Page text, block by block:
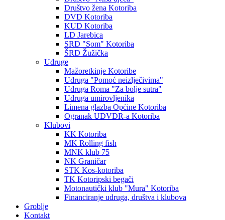
Društvo žena Kotoriba
DVD Kotoriba
KUD Kotoriba
LD Jarebica
SRD "Som" Kotoriba
ŠRD Žužička
Udruge
Mažoretkinje Kotoribe
Udruga "Pomoć neizlječivima"
Udruga Roma "Za bolje sutra"
Udruga umirovljenika
Limena glazba Općine Kotoriba
Ogranak UDVDR-a Kotoriba
Klubovi
KK Kotoriba
MK Rolling fish
MNK klub 75
NK Graničar
STK Kos-kotoriba
TK Kotoripski begači
Motonautički klub "Mura" Kotoriba
Financiranje udruga, društva i klubova
Groblje
Kontakt